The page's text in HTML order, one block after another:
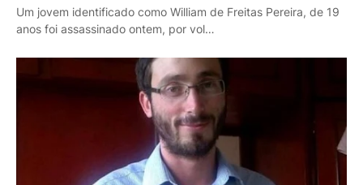
Um jovem identificado como William de Freitas Pereira, de 19
anos foi assassinado ontem, por vol…